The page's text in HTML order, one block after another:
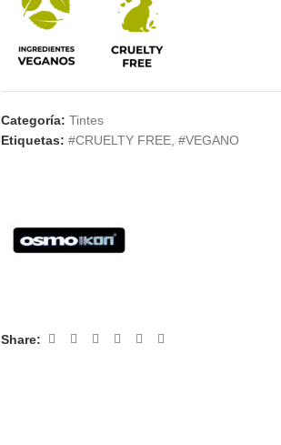
Categoría: Tintes
Etiquetas: #CRUELTY FREE, #VEGANO
Share: